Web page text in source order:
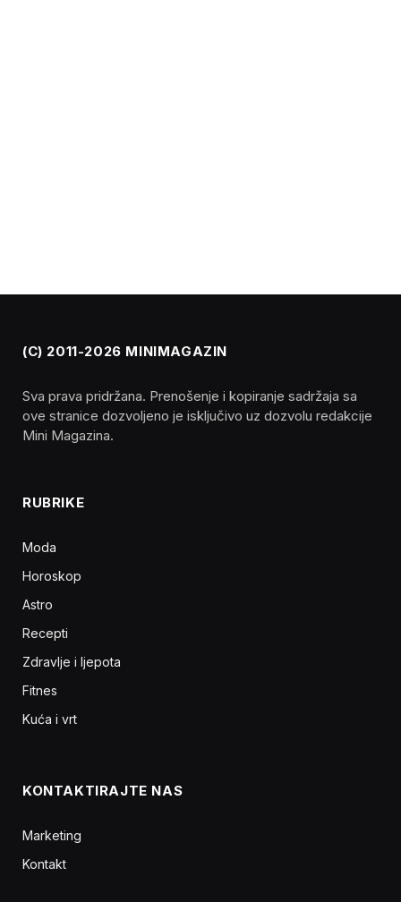
(C) 2011-2026 MINIMAGAZIN
Sva prava pridržana. Prenošenje i kopiranje sadržaja sa
ove stranice dozvoljeno je isključivo uz dozvolu redakcije
Mini Magazina.
RUBRIKE
Moda
Horoskop
Astro
Recepti
Zdravlje i ljepota
Fitnes
Kuća i vrt
KONTAKTIRAJTE NAS
Marketing
Kontakt